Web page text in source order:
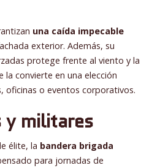
una caída impecable
exterior. Además, su
protege frente al viento y la
convierte en una elección
oficinas o eventos corporativos.
y militares
élite, la bandera brigada
para jornadas de